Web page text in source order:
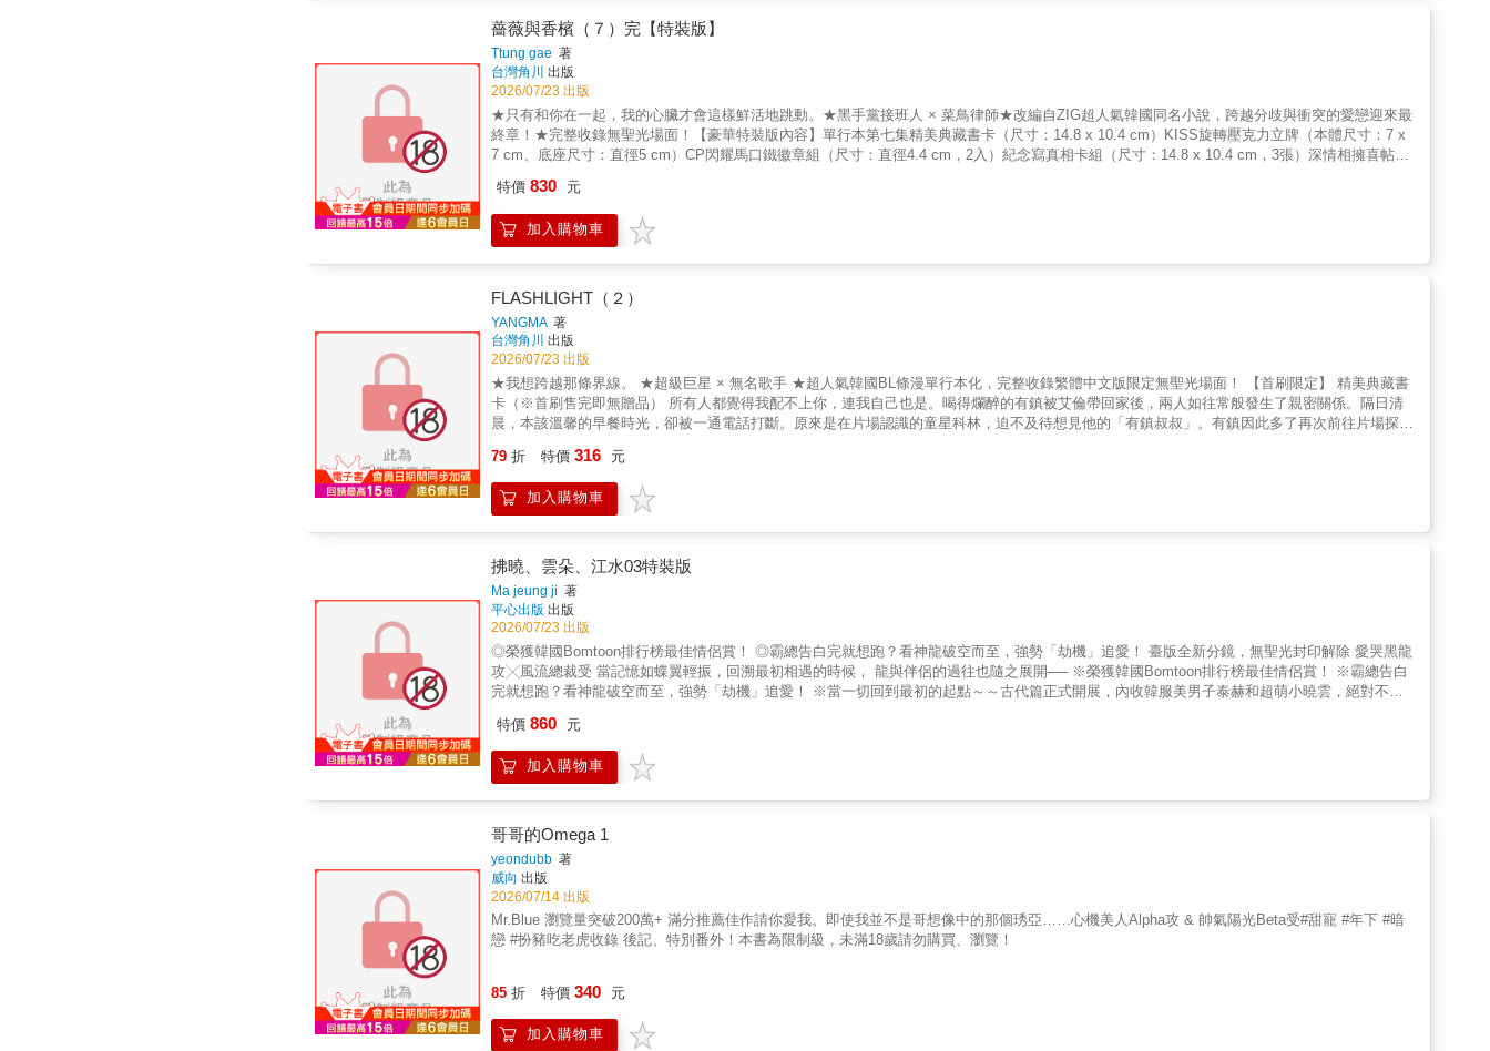
薔薇與香檳（７）完【特裝版】
Ttung gae 著
台灣角川 出版
2026/07/23 出版
★只有和你在一起，我的心臟才會這樣鮮活地跳動。★黑手黨接班人 × 菜鳥律師★改編自ZIG超人氣韓國同名小說，跨越分歧與衝突的愛戀迎來最
終章！★完整收錄無聖光場面！【豪華特裝版內容】單行本第七集精美典藏書卡（尺寸：14.8 x 10.4 cm）KISS旋轉壓克力立牌（本體尺寸：7 x
7 cm、底座尺寸：直徑5 cm）CP閃耀馬口鐵徽章組（尺寸：直徑4.4 cm，2入）紀念寫真相卡組（尺寸：14.8 x 10.4 cm，3張）深情相擁喜帖典
處的一天，最不願見到的火拼場面，還是發生了。盛怒之下，鄭利元向凱撒提出分手。本以為又會在暴力威脅下被迫妥協，沒想到凱撒卻以傷害自
己的方式，逼得他心軟，最終撤回了決定。一波未平，一波又起。凱撒的身體狀況才剛穩定，弗拉迪米得卻帶來壞消息──父親病倒了。夾在父親
與情人之間，鄭利元將如何做出抉擇？這場無法兩全的愛與責任，是否真的存在解答……？ⓒ ZIG, Ttung gae / KENAZ All Rights Reserved
特價 830 元
加入購物車
FLASHLIGHT（２）
YANGMA著
台灣角川 出版
2026/07/23 出版
★我想跨越那條界線。 ★超級巨星 × 無名歌手 ★超人氣韓國BL條漫單行本化，完整收錄繁體中文版限定無聖光場面！ 【首刷限定】 精美典藏書
卡（※首刷售完即無贈品） 所有人都覺得我配不上你，連我自己也是。喝得爛醉的有鎮被艾倫帶回家後，兩人如往常般發生了親密關係。隔日清
晨，本該溫馨的早餐時光，卻被一通電話打斷。原來是在片場認識的童星科林，迫不及待想見他的「有鎮叔叔」。有鎮因此多了再次前往片場探班
終感到不安，無法確定對方是否能完美詮釋角色，於是將目光轉向了有鎮……© 2024 YANGMA. All Rights Reserved. LEZHIN Entertainment,
Inc.
79 折 特價 316 元
加入購物車
拂曉、雲朵、江水03特裝版
Ma jeung ji 著
平心出版 出版
2026/07/23 出版
◎榮獲韓國Bomtoon排行榜最佳情侶賞！ ◎霸總告白完就想跑？看神龍破空而至，強勢「劫機」追愛！ 臺版全新分鏡，無聖光封印解除 愛哭黑龍
攻╳風流總裁受 當記憶如蝶翼輕振，回溯最初相遇的時候， 龍與伴侶的過往也隨之展開── ※榮獲韓國Bomtoon排行榜最佳情侶賞！ ※霸總告白
完就想跑？看神龍破空而至，強勢「劫機」追愛！ ※當一切回到最初的起點～～古代篇正式開展，內收韓服美男子泰赫和超萌小曉雲，絕對不容
裝版內容物： 1、《拂曉、雲朵、江水》第3集 2、壓克力小卡展示立牌 3、雲兒造型貼紙組（共8張） 4、拍立得組（共8張） ◎榮獲韓國
Bomtoon排行榜最佳情侶賞！ ◎霸總告白完就想跑？看神龍破空而至，強勢「劫機」追愛！ 臺版全新分鏡，無聖光封印解除 愛哭黑龍攻╳風流總
裁受 當記憶如蝶翼輕振，回溯最初相遇的時候， 龍與伴侶的過往也隨之展開── 泰赫開始大張旗鼓地尋找龍伴侶的可能人選，此舉卻惹來曉雲的
悉的黑暗，曉雲竟以黑龍之姿挾風雨而來，只為了留下他……
特價 860 元
加入購物車
哥哥的Omega 1
yeondubb 著
威向 出版
2026/07/14 出版
Mr.Blue 瀏覽量突破200萬+ 滿分推薦佳作請你愛我。即使我並不是哥想像中的那個琇亞……心機美人Alpha攻 & 帥氣陽光Beta受#甜寵 #年下 #暗
戀 #扮豬吃老虎收錄 後記、特別番外！本書為限制級，未滿18歲請勿購買、瀏覽！
85 折 特價 340 元
加入購物車